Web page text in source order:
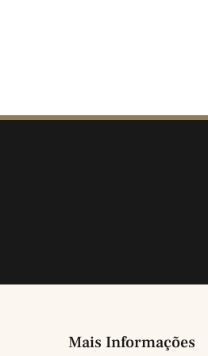
Mais Informações